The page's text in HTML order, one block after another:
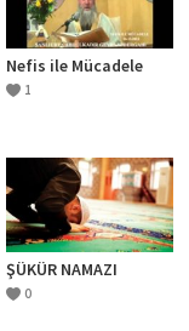
Nefis ile Mücadele
1
ŞÜKÜR NAMAZI
0